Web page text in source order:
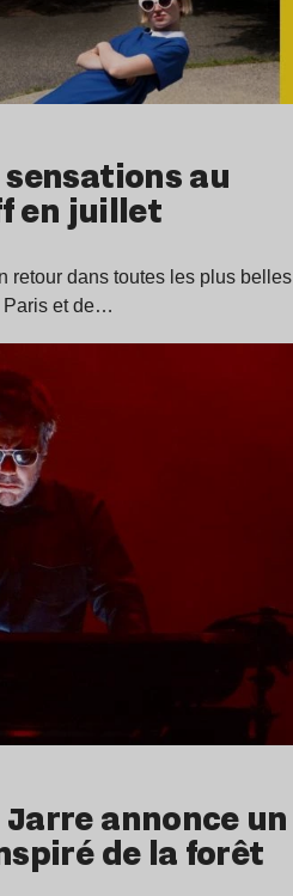
au
en juillet
retour dans toutes les plus belles
Paris et de…
annonce un
de la forêt